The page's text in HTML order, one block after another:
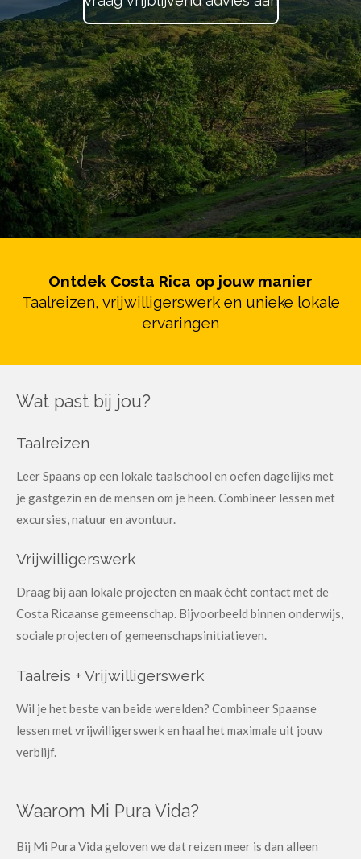
Ontdek Costa Rica op jouw manier
Taalreizen, vrijwilligerswerk en unieke lokale
ervaringen
Wat past bij jou?
Taalreizen
Leer Spaans op een lokale taalschool en oefen dagelijks met
je gastgezin en de mensen om je heen. Combineer lessen met
excursies, natuur en avontuur.
Vrijwilligerswerk
Draag bij aan lokale projecten en maak écht contact met de
Costa Ricaanse gemeenschap. Bijvoorbeeld binnen onderwijs,
sociale projecten of gemeenschapsinitiatieven.
Taalreis + Vrijwilligerswerk
Wil je het beste van beide werelden? Combineer Spaanse
lessen met vrijwilligerswerk en haal het maximale uit jouw
verblijf.
Waarom Mi Pura Vida?
Bij Mi Pura Vida geloven we dat reizen meer is dan alleen